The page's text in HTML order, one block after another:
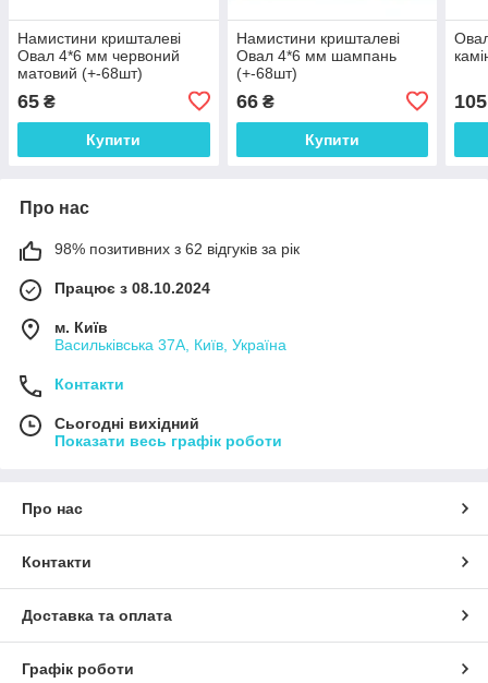
Намистини кришталеві
Овал 4*6 мм червоний
матовий (+-68шт)
65 ₴
Купити
Намистини кришталеві
Овал 4*6 мм шампань
(+-68шт)
66₴
Купити
105
Про нас
98% позитивних з 62 відгуків за рік
Працює з 08.10.2024
м. Київ
Васильківська 37А, Київ, Україна
Контакти
Сьогодні вихідний
Показати весь графік роботи
Про нас
Контакти
Доставка та оплата
Графік роботи